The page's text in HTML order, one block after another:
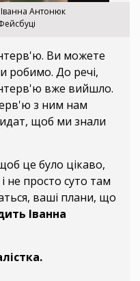
Антонюк
Ви можете
робимо. До речі,
вже вийшло.
з ним нам
щоб ми знали
це було цікаво,
не просто суто там
ваші плани, що
Іванна